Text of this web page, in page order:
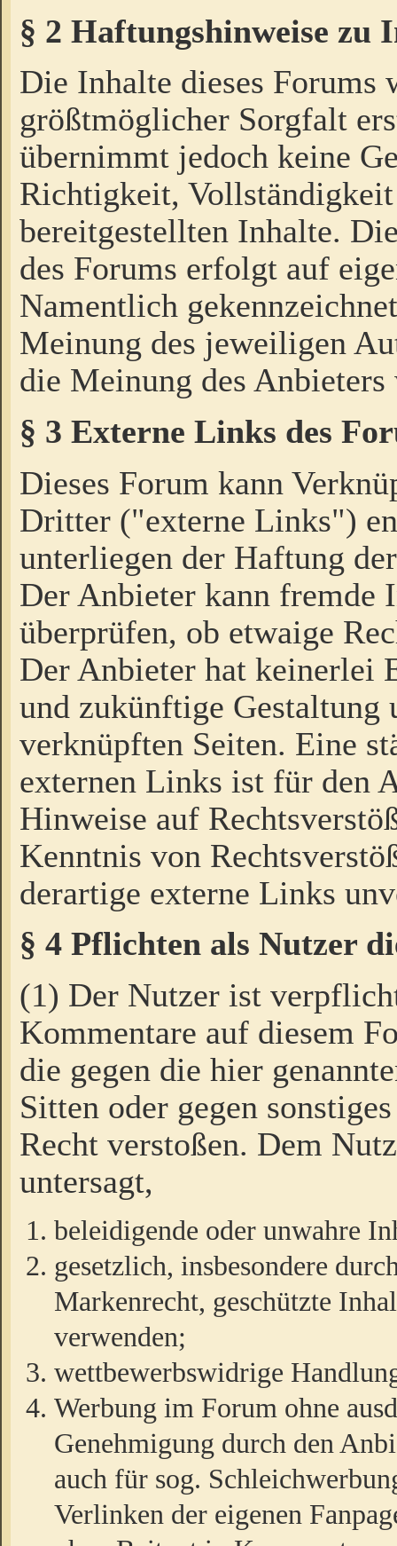
§ 2 Haftungshinweise zu
Die Inhalte dieses Forums
größtmöglicher Sorgfalt
übernimmt jedoch keine
Richtigkeit,
bereitgestellten Inhalte.
des Forums erfolgt auf
Namentlich
Meinung des jeweiligen
die Meinung des Anbieters
§ 3 Externe Links des
Dieses Forum kann
Dritter ("externe Links")
unterliegen der Haftung
Der Anbieter kann fremde
überprüfen, ob etwaige
Der Anbieter hat keinerlei
und zukünftige Gestaltung
verknüpften Seiten. Eine
externen Links ist für den
Hinweise auf
Kenntnis von
derartige externe Links
§ 4 Pflichten als Nutzer
(1) Der Nutzer ist
Kommentare auf diesem
die gegen die hier
Sitten oder gegen
Recht verstoßen. Dem
untersagt,
beleidigende oder unwahre
gesetzlich, insbesondere
Markenrecht, geschützte
verwenden;
wettbewerbswidrige
Werbung im Forum ohne
Genehmigung durch den
auch für sog.
Verlinken der eigenen